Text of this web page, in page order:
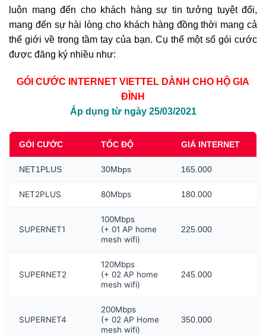
luôn mang đến cho khách hàng sự tin tưởng tuyệt đối,
mang đến sự hài lòng cho khách hàng đồng thời mang cả
thế giới về trong tầm tay của bạn. Cụ thể một số gói cước
được đăng ký nhiều như:
GÓI CƯỚC INTERNET VIETTEL DÀNH CHO HỘ GIA
ĐÌNH
Áp dụng từ ngày 25/03/2021
GÓI CƯỚC TỐC ĐỘ GIÁ INTERNET
NET1PLUS 30Mbps 165.000
NET2PLUS 80Mbps 180.000
SUPERNET1
100Mbps
(+ 01 AP home
mesh wifi)
225.000
SUPERNET2
120Mbps
(+ 02 AP home
mesh wifi)
245.000
SUPERNET4
200Mbps
(+ 02 AP Home
mesh wifi)
350.000